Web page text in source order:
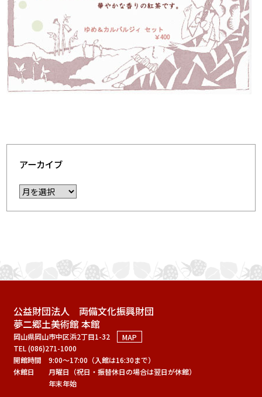
アーカイブ
公益財団法人 両備文化振興財団
夢二郷土美術館 本館
岡山県岡山市中区浜2丁目1-32
MAP
TEL (086)271-1000
開館時間
9:00～17:00（入館は16:30まで）
休館日
月曜日（祝日・振替休日の場合は翌日が休館）
年末年始